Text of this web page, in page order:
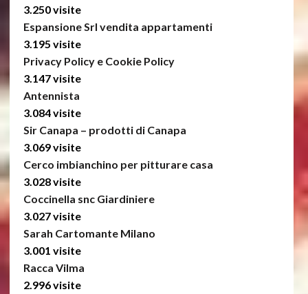
3.250 visite
Espansione Srl vendita appartamenti
3.195 visite
Privacy Policy e Cookie Policy
3.147 visite
Antennista
3.084 visite
Sir Canapa – prodotti di Canapa
3.069 visite
Cerco imbianchino per pitturare casa
3.028 visite
Coccinella snc Giardiniere
3.027 visite
Sarah Cartomante Milano
3.001 visite
Racca Vilma
2.996 visite